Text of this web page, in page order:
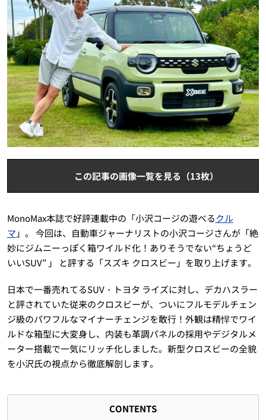
この記事の画像一覧を見る（13枚）
MonoMax本誌で好評連載中の「小沢コージの遊べるクル
マ 」。 今回は、自動車ジャーナリストの小沢コージさんが「絶
妙にジムニーっぽく箱ワイルド化！ありそうでない“ちょうど
いいSUV” 」 と評する「スズキ クロスビー」を取り上げます。
日本で一番売れてるSUV・トヨタ ライズに対し、デカハスラー
と評されていた従来のクロスビーが、ついにフルモデルチェン
ジ級のパワフルなマイナーチェンジを敢行！外観は精悍でワイ
ルドな箱型に大変身し、内装も革調パネルの採用やデジタルメ
ーター搭載で一気にリッチ化しました。新型クロスビーの全貌
を小沢氏の視点から徹底解剖します。
CONTENTS